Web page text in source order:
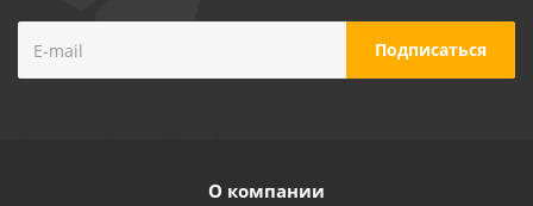
О компании